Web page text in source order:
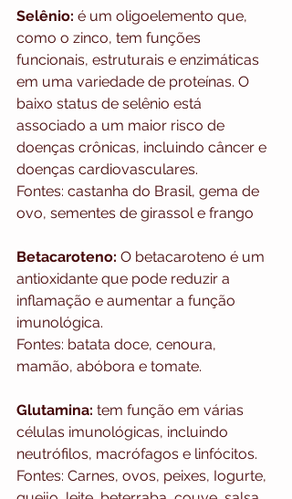
Selênio: é um oligoelemento que,
como o zinco, tem funções
funcionais, estruturais e enzimáticas
em uma variedade de proteínas. O
baixo status de selênio está
associado a um maior risco de
doenças crônicas, incluindo câncer e
doenças cardiovasculares.
Fontes: castanha do Brasil, gema de
ovo, sementes de girassol e frango
Betacaroteno: O betacaroteno é um
antioxidante que pode reduzir a
inflamação e aumentar a função
imunológica.
Fontes: batata doce, cenoura,
mamão, abóbora e tomate.
Glutamina: tem função em várias
células imunológicas, incluindo
neutrófilos, macrófagos e linfócitos.
Fontes: Carnes, ovos, peixes, Iogurte,